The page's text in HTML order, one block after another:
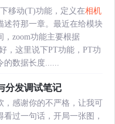
移动(T)功能，定义在相机
述符那一章。最近在给模块
zoom功能主要根据
，这里说下PT功能，PT功
的数据长度......
分发调试笔记
，感谢你的不严格，让我可
过一句话，开局一张图，